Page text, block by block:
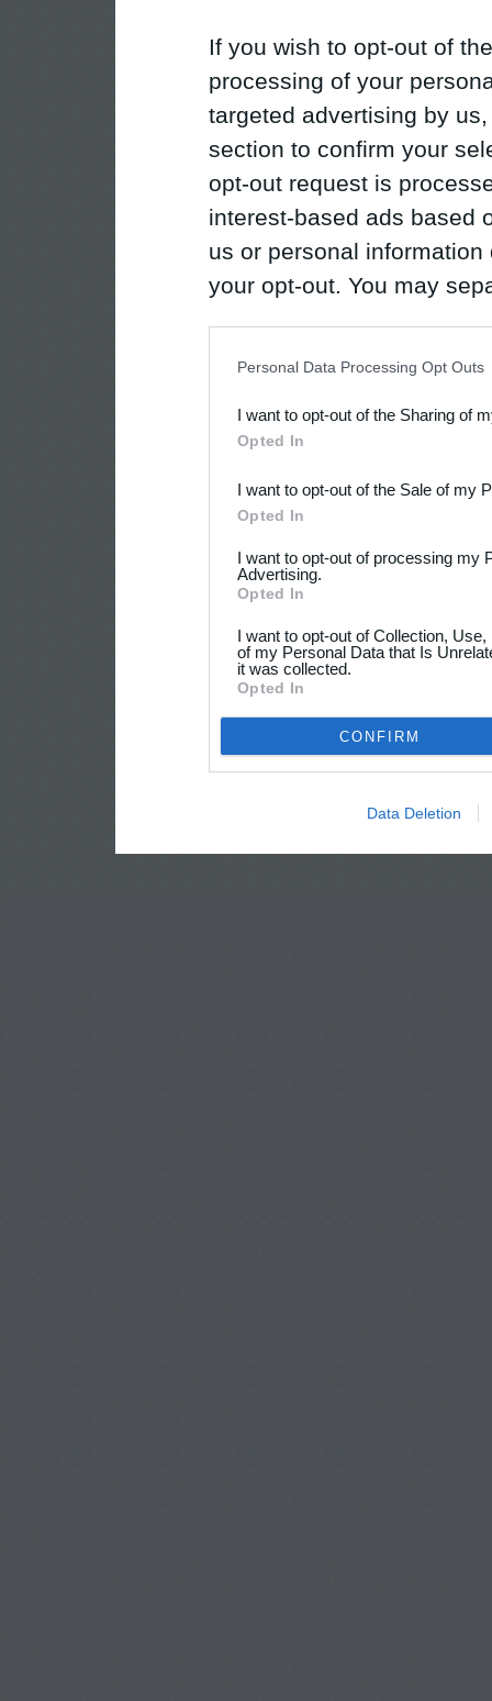
If you wish to opt-out of
processing of your
targeted advertising by
section to confirm your
opt-out request is
interest-based ads based
us or personal
your opt-out. You may
Downstream Participants
third parties.
Personal Data Processing Opt Outs
I want to opt-out of the Sharing of
Opted In
I want to opt-out of the Sale of my
Opted In
I want to opt-out of processing my
Advertising.
Opted In
I want to opt-out of Collection,
of my Personal Data that Is
it was collected.
Opted In
CONFIRM
Data Deletion